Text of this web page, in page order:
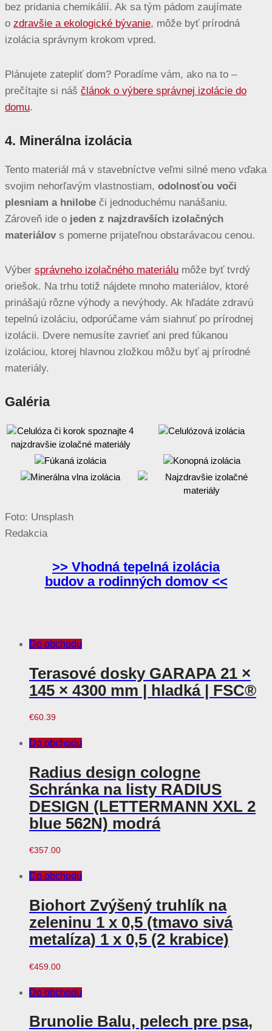
bez pridania chemikálií. Ak sa tým pádom zaujímate
o zdravšie a ekologické bývanie, môže byť prírodná
izolácia správnym krokom vpred.
Plánujete zatepliť dom? Poradíme vám, ako na to –
prečítajte si náš článok o výbere správnej izolácie do
domu.
4. Minerálna izolácia
Tento materiál má v stavebníctve veľmi silné meno vďaka
svojim nehorľavým vlastnostiam, odolnosťou voči
plesniam a hnilobe či jednoduchému nanášaniu.
Zároveň ide o jeden z najzdravších izolačných
materiálovs pomerne prijateľnou obstarávacou cenou.
Výber správneho izolačného materiálu môže byť tvrdý
oriešok. Na trhu totiž nájdete mnoho materiálov, ktoré
prinášajú rôzne výhody a nevýhody. Ak hľadáte zdravú
tepelnú izoláciu, odporúčame vám siahnuť po prírodnej
izolácii. Dvere nemusíte zavrieť ani pred fúkanou
izoláciou, ktorej hlavnou zložkou môžu byť aj prírodné
materiály.
Galéria
Foto: Unsplash
Redakcia
>> Vhodná tepelná izolácia
budov a rodinných domov <<
Do obchodu
Terasové dosky GARAPA 21 ×
145 × 4300 mm | hladká | FSC®
€60.39
Do obchodu
Radius design cologne
Schránka na listy RADIUS
DESIGN (LETTERMANN XXL 2
blue 562N) modrá
€357.00
Do obchodu
Biohort Zvýšený truhlík na
zeleninu 1 x 0,5 (tmavo sivá
metalíza) 1 x 0,5 (2 krabice)
€459.00
Do obchodu
Brunolie Balu, pelech pre psa,